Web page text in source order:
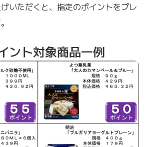
いただくと、指定のポイントをプレ
ント対象商品一例